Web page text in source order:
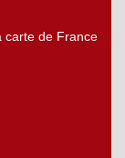
carte de France